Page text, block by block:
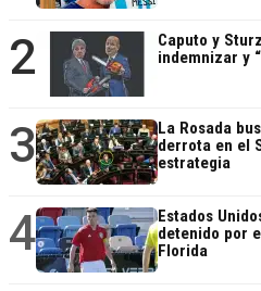
2
Caputo y
indemnizar y
3
La Rosada
derrota en el
estrategia
4
Estados
detenido por
Florida